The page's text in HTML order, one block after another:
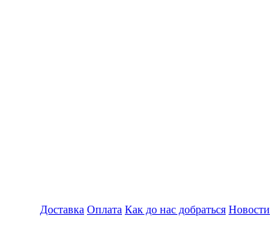
Доставка Оплата Как до нас добраться Новости